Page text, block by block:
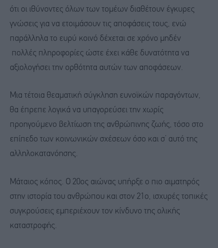
ότι οι ιθύνοντες όλων των τομέων διαθέτουν έγκυρες
γνώσεις για να ετοιμάσουν τις αποφάσεις τους, ενώ
παράλληλα το ευρύ κοινό δέχεται σε χρόνο μηδέν
πολλές πληροφορίες ώστε έχει κάθε δυνατότητα να
αξιολογήσει την ορθότητα αυτών των αποφάσεων.
Μια τέτοια θεαματική σύγκληση ευνοϊκών παραγόντων,
θα έπρεπε λογικά να υπαγορεύσει την χωρίς
προηγούμενο βελτίωση της ανθρώπινης ζωής, τόσο στο
επίπεδο των κοινωνικών σχέσεων όσο και σ’ αυτό της
αλληλοκατανόησης.
Μάταιος κόπος. Ο 20ος αιώνας υπήρξε ο πιο αιματηρός
στην ιστορία του ανθρώπου και στον 21ο, ισχυρές τοπικές
συγκρούσεις εμπεριέχουν τον κίνδυνο της ολικής
καταστροφής.